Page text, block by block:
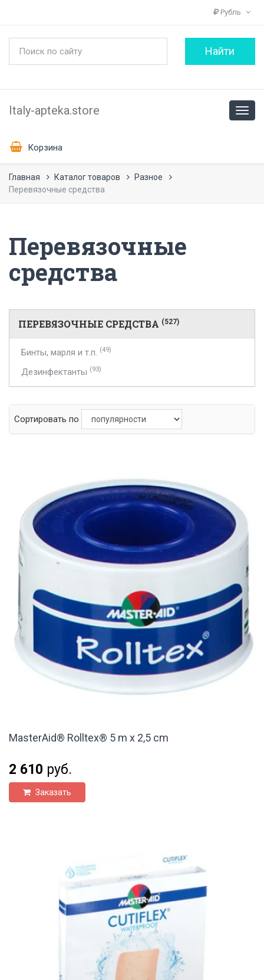
Рубль
Italy-apteka.store
Корзина
Главная Каталог товаров
Разное
Перевязочные средства
Перевязочные
средства
ПЕРЕВЯЗОЧНЫЕ СРЕДСТВА (527)
Бинты, марля и т.п. (49)
Дезинфектанты (93)
Сортировать по
MasterAid® Rolltex® 5 m x 2,5 cm
2 610 руб.
Заказать